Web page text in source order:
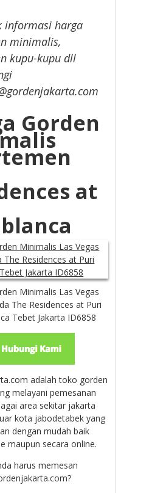
informasi harga
minimalis,
kupu-kupu dll
Gorden
at
Minimalis Las Vegas
The Residences at Puri
Tebet Jakarta ID6858
adalah toko gorden
melayani pemesanan
area sekitar jakarta
kota jabodetabek yang
dengan mudah baik
maupun secara online.
harus memesan